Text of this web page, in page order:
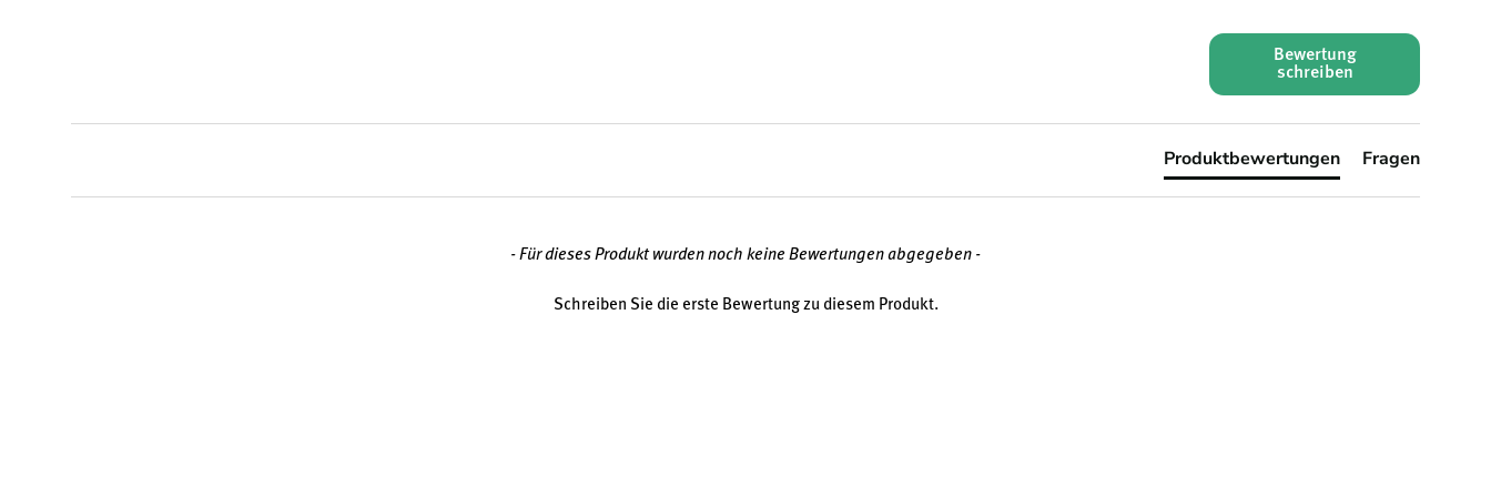
Besonders geeignet für:
Bewertung
schreiben
Produktbewertungen Fragen
- Für dieses Produkt wurden noch keine Bewertungen abgegeben -
Schreiben Sie die erste Bewertung zu diesem Produkt.